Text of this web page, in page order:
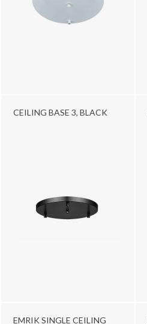
CEILING BASE 3, BLACK
EMRIK SINGLE CEILING